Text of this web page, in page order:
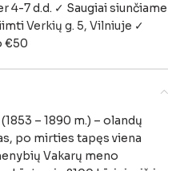
4-7 d.d. ✓ Saugiai siunčiame
Verkių g. 5, Vilniuje ✓
€50
– 1890 m.) – olandų
po mirties tapęs viena
Vakarų meno